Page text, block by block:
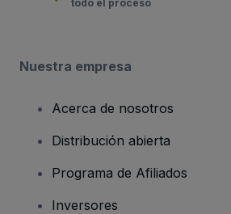
todo el proceso
Nuestra empresa
Acerca de nosotros
Distribución abierta
Programa de Afiliados
Inversores